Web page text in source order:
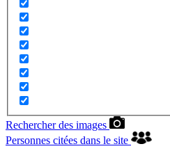
Rechercher des images
Personnes citées dans le site